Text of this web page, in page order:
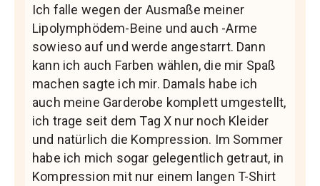
Ich falle wegen der Ausmaße meiner
Lipolymphödem-Beine und auch -Arme
sowieso auf und werde angestarrt. Dann
kann ich auch Farben wählen, die mir Spaß
machen sagte ich mir. Damals habe ich
auch meine Garderobe komplett umgestellt,
ich trage seit dem Tag X nur noch Kleider
und natürlich die Kompression. Im Sommer
habe ich mich sogar gelegentlich getraut, in
Kompression mit nur einem langen T-Shirt